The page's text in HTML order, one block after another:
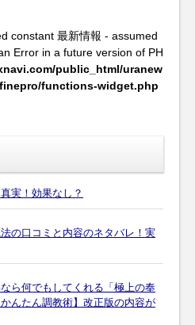
constant 最新情報 - assumed
Error in a future version of PH
public_html/uranew
functions-widget.php
実！効果なし？
の口コミと内容のネタバレ！実
ら何でもしてくれる「極上の奉
んたん調教術】改正版の内容が